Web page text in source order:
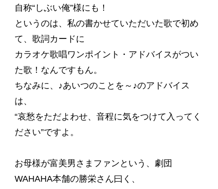
自称“しぶい俺”様にも！
というのは、私の書かせていただいた歌で初め
て、歌詞カードに
カラオケ歌唱ワンポイント・アドバイスがつい
た歌！なんですもん。
ちなみに、♪あいつのことを～♪のアドバイス
は、
“哀愁をただよわせ、音程に気をつけて入ってく
ださい”ですよ。
お母様が富美男さまファンという、劇団
WAHAHA本舗の勝栄さん曰く、